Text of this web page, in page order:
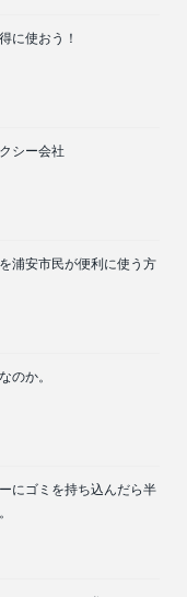
に使おう！
シー会社
浦安市民が便利に使う方
のか。
にゴミを持ち込んだら半